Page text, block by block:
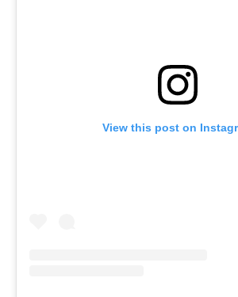
View this post on